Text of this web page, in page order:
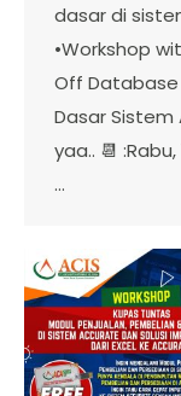
dasar di
•Workshop
Off Database
Dasar
yaa.. 📆
…